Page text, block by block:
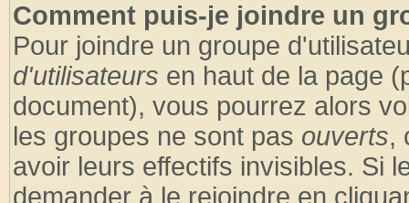
Comment puis-je joindre un
Pour joindre un groupe
d'utilisateurs en haut de la page
document), vous pourrez alors
les groupes ne sont pas ouverts,
avoir leurs effectifs invisibles. Si
demander à le rejoindre en